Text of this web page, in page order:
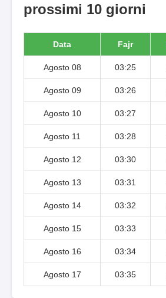
prossimi 10 giorni
Data Fajr
Agosto 08 03:25
Agosto 09 03:26
Agosto 10 03:27
Agosto 11 03:28
Agosto 12 03:30
Agosto 13 03:31
Agosto 14 03:32
Agosto 15 03:33
Agosto 16 03:34
Agosto 17 03:35